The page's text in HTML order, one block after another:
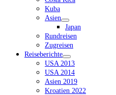
Kuba
Asien
Dropdown-
Menü
öffnen
Japan
Rundreisen
Zugreisen
Reiseberichte
Dropdown-
Menü
öffnen
USA 2013
USA 2014
Asien 2019
Kroatien 2022